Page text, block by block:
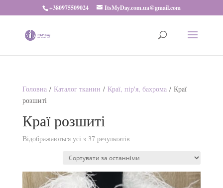
+380975509024 ItsMyDay.com.ua@gmail.com
Головна/ Каталог тканин / Краї, пір'я, бахрома/ Краї
розшиті
Краї розшиті
Відображаються усі з 37 результатів